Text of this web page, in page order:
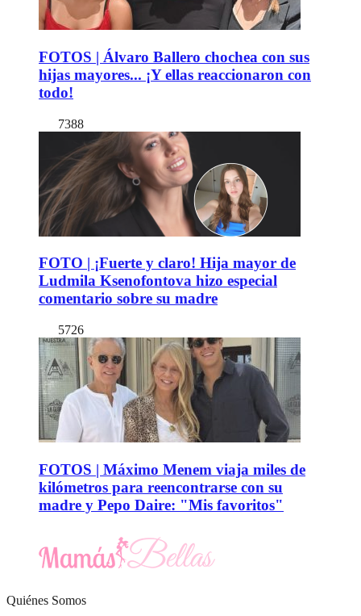
FOTOS | Álvaro Ballero chochea con sus
hijas mayores... ¡Y ellas reaccionaron con
todo!
7388
FOTO | ¡Fuerte y claro! Hija mayor de
Ludmila Ksenofontova hizo especial
comentario sobre su madre
5726
FOTOS | Máximo Menem viaja miles de
kilómetros para reencontrarse con su
madre y Pepo Daire: "Mis favoritos"
Quiénes Somos